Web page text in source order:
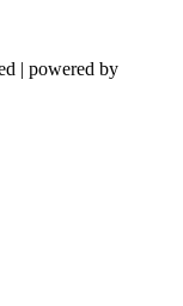
| powered by